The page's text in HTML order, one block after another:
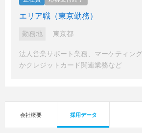
エリア職（東京勤務）
勤務地 東京都
法人営業サポート業務、マーケティン
かクレジットカード関連業務など
会社概要 採用データ